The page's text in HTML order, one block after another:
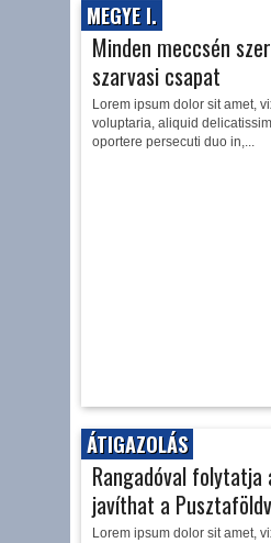
MEGYE I.
Minden meccsén
szarvasi csapat
Lorem ipsum dolor sit amet,
voluptaria, aliquid
oportere persecuti duo in,...
ÁTIGAZOLÁS
Rangadóval folytatja
javíthat a
Lorem ipsum dolor sit amet,